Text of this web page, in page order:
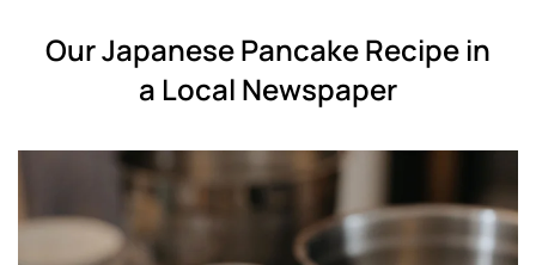
Our Japanese Pancake Recipe in
a Local Newspaper